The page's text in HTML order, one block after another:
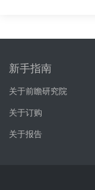
新手指南
关于前瞻研究院
关于订购
关于报告